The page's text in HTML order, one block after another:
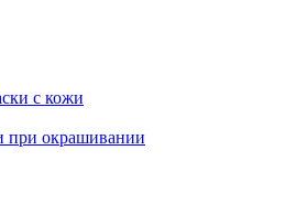
с кожи
при окрашивании